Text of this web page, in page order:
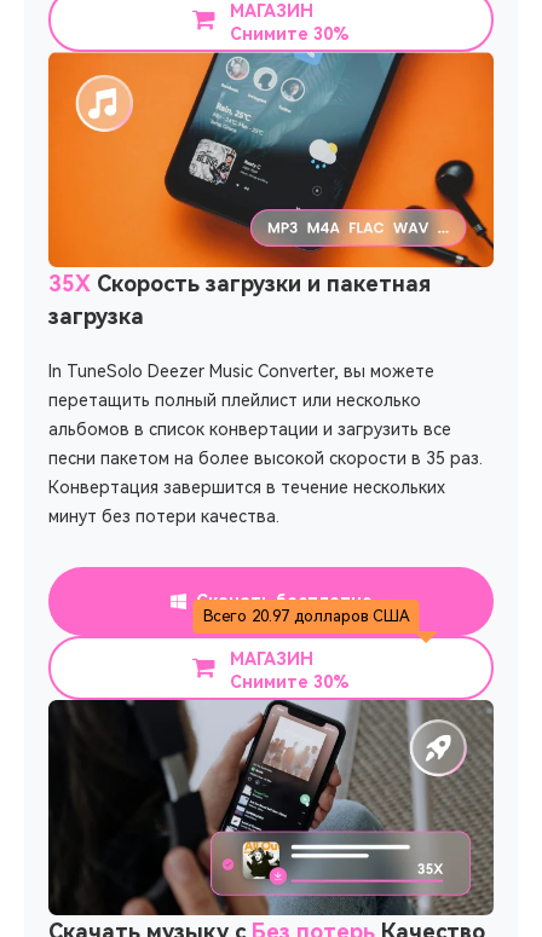
МАГАЗИН
Снимите 30%
35X Скорость загрузки и пакетная
загрузка
In TuneSolo Deezer Music Converter, вы можете
перетащить полный плейлист или несколько
альбомов в список конвертации и загрузить все
песни пакетом на более высокой скорости в 35 раз.
Конвертация завершится в течение нескольких
минут без потери качества.
Скачать бесплатно
МАГАЗИН
Снимите 30%
Всего 20.97 долларов США
Скачать музыку с Без потерь Качество